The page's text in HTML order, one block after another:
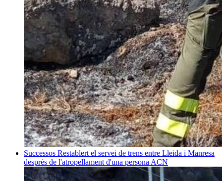
Successos Restablert el servei de trens entre Lleida i Manresa
després de l'atropellament d'una persona ACN